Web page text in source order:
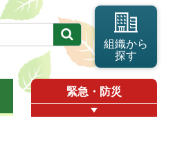
組織から
探す
緊急・防災